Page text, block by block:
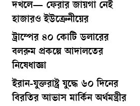
দখলে— ফেরার জায়গা নেই
হাজারও ইউক্রেনীয়ের
ট্রাম্পের ৪০ কোটি ডলারের
বলরুম প্রকল্পে আদালতের
নিষেধাজ্ঞা
ইরান-যুক্তরাষ্ট্র যুদ্ধে ৬০ দিনের
বিরতির আভাস মার্কিন অর্থমন্ত্রীর